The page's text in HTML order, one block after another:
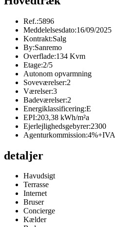
Ref.:5896
Meddelelsesdato:16/09/2025
Kontrakt:Salg
By:Sanremo
Overflade:134 Kvm
Etage:2/5
Autonom opvarmning
Soveværelser:2
Værelser:3
Badeværelser:2
Energiklassificering:E
EPI:203,38 kWh/m²a
Ejerlejlighedsgebyrer:2300
Agenturkommission:4%+IVA
detaljer
Havudsigt
Terrasse
Internet
Bruser
Concierge
Kælder